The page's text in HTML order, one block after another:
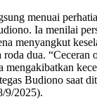
menuai
Ia menilai
menyangkut
roda dua. “Ceceran
mengakibatkan
Budiono saat
9/2025).